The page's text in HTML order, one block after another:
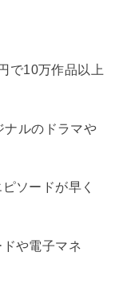
で10万作品以上
ナルのドラマや
ソードが早く
や電子マネ